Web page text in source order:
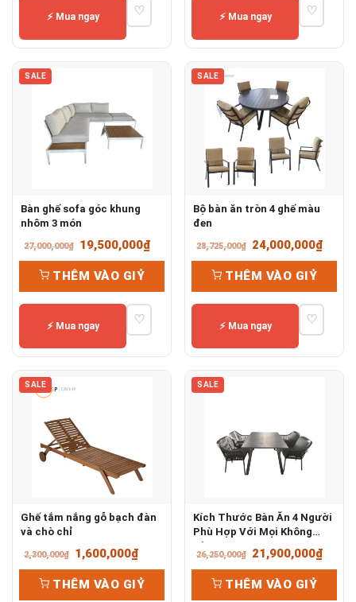
1,082,000₫.
⚡ Mua ngay ♡ ⚡ Mua ngay ♡
SALE
Bàn ghế sofa góc khung
nhôm 3 món
27,000,000₫
Giá
gốc
là:
27,000,000₫.
19,500,000₫Giá
hiện
19,500,000₫.
THÊM VÀO GIỶ
⚡ Mua ngay ♡
SALE
Bộ bàn ăn tròn 4 ghế màu
đen
28,725,000₫
Giá
gốc
là:
28,725,000₫.
24,000,000₫Giá
hiện
THÊM VÀO GIỶ
⚡ Mua ngay ♡
SALE
Ghế tắm nắng gỗ bạch đàn
và chò chỉ
2,300,000₫
Giá
gốc
là:
1,600,000₫Giá
hiện
tại
THÊM VÀO GIỶ
SALE
Kích Thước Bàn Ăn 4 Người
Phù Hợp Với Mọi Không
Gian
26,250,000₫
Giá
gốc
là:
21,900,000₫Giá
hiện
THÊM VÀO GIỶ